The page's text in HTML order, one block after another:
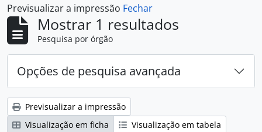
Previsualizar a impressão Fechar
Mostrar 1 resultados
Pesquisa por órgão
Opções de pesquisa avançada
Previsualizar a impressão
Visualização em ficha
Visualização em tabela